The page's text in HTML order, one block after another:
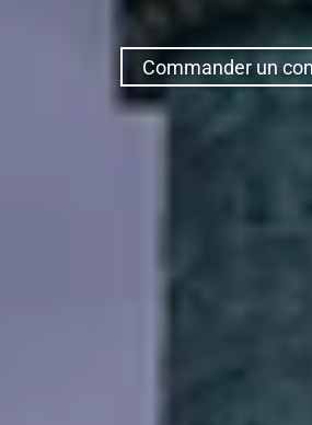
Commander un